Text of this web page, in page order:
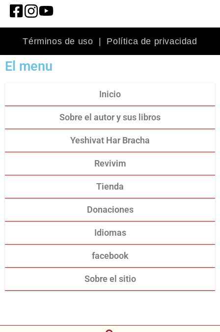
Términos de uso Política de privacidad
El menu
Inicio
Sobre el autor y sus libros
Yeshivat Har Bracha
Revivim
Tienda
Donaciones
Idiomas
facebook
Sobre el sitio